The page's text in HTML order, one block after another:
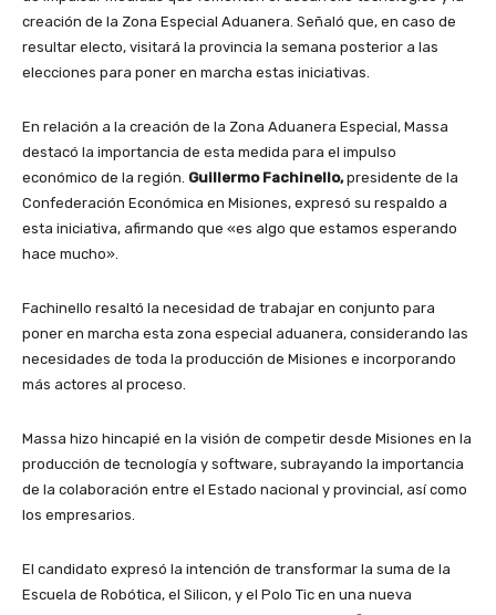
creación de la Zona Especial Aduanera. Señaló que, en caso de
resultar electo, visitará la provincia la semana posterior a las
elecciones para poner en marcha estas iniciativas.
En relación a la creación de la Zona Aduanera Especial, Massa
destacó la importancia de esta medida para el impulso
económico de la región. Guillermo Fachinello,presidente de la
Confederación Económica en Misiones, expresó su respaldo a
esta iniciativa, afirmando que «es algo que estamos esperando
hace mucho».
Fachinello resaltó la necesidad de trabajar en conjunto para
poner en marcha esta zona especial aduanera, considerando las
necesidades de toda la producción de Misiones e incorporando
más actores al proceso.
Massa hizo hincapié en la visión de competir desde Misiones en la
producción de tecnología y software, subrayando la importancia
de la colaboración entre el Estado nacional y provincial, así como
los empresarios.
El candidato expresó la intención de transformar la suma de la
Escuela de Robótica, el Silicon, y el Polo Tic en una nueva